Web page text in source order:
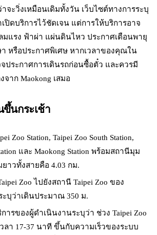
จะวิ่งเหมือนเดิมทั้งวัน เว็บไซต์ทางการระบุ
ปิดบริการไว้ชัดเจน แต่การให้บริการอาจ
มแรง ฟ้าผ่า แผ่นดินไหว ประกาศเตือนพายุ
หรือประกาศพิเศษ หากเวลาของคุณใน
ประกาศการเดินรถก่อนซื้อตั๋ว และควรมี
าก Maokong เสมอ
ขึ้นกระเช้า
Zoo Station, Taipei Zoo South Station,
และ Maokong Station พร้อมสถานีมุม
าวทั้งสายคือ 4.03 กม.
Zoo ไปยังสถานี Taipei Zoo ของ
ะบุว่าเดินประมาณ 350 ม.
ารของผู้ดำเนินงานระบุว่า ช่วง Taipei Zoo
วลา 17-37 นาที ขึ้นกับความเร็วของระบบ